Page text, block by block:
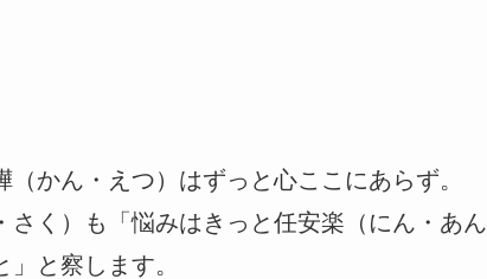
かん・えつ）はずっと心ここにあらず。
く）も「悩みはきっと任安楽（にん・あん
と察します。